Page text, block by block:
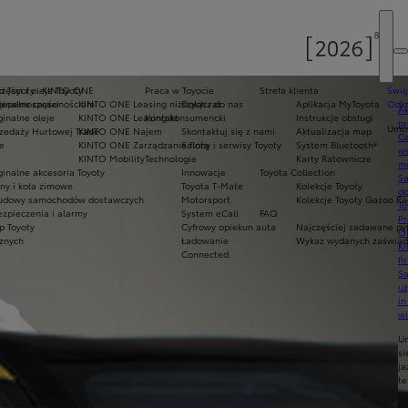
Toyoty
Praca w Toyocie
Dołącz do nas
Kontakt
Skontaktuj się z nami
Salony i serwisy Toyoty
Technologie
Innowacje
Toyota T-Mate
Motorsport
System eCall
Cyfrowy opiekun auta
Ładowanie
Connected
KINTO ONE
KINTO ONE Leasing niższych rat
KINTO ONE Leasing konsumencki
KINTO ONE Najem
KINTO ONE Zarządzanie flotą
KINTO Mobility
i oleje Toyoty
części
oleje
Hurtowej Trade
akcesoria Toyoty
i koła zimowe
samochodów dostawczych
i alarmy
Toyoty
Strefa klienta
Aplikacja MyToyota
Instrukcje obsługi
Aktualizacja map
System Bluetooth®
Karty Ratownicze
Toyota Collection
Kolekcje Toyoty
Kolekcje Toyoty Gazoo
FAQ
Najczęściej zadawane
Wykaz wydanych